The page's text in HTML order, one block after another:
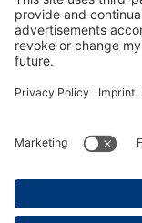
INNE
Kontakt
PartnerPortal
Stopka redakcyjna